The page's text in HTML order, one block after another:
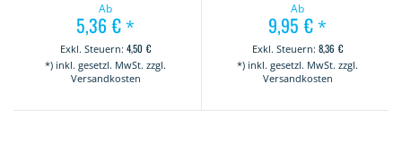
Ab
5,36 €*
4,50 €
*) inkl. gesetzl. MwSt. zzgl.
Versandkosten
Ab
9,95 €*
8,36 €
*) inkl. gesetzl. MwSt. zzgl.
Versandkosten